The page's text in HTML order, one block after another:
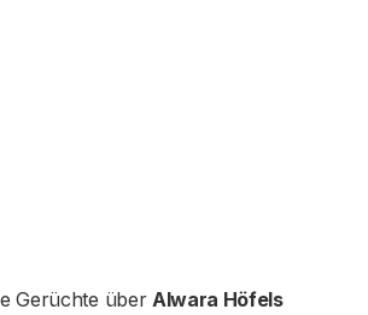
Gerüchte über Alwara Höfels